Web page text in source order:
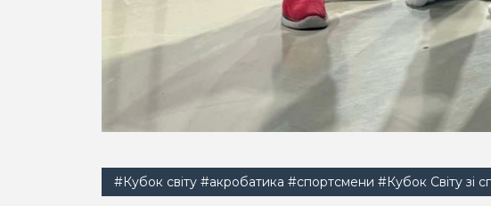
#Кубок світу #акробатика #спортсмени #Кубок Світу зі